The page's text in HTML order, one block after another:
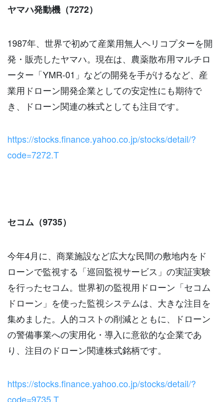
ヤマハ発動機（7272）
1987年、世界で初めて産業用無人ヘリコプターを開
発・販売したヤマハ。現在は、農薬散布用マルチロ
ーター「YMR-01」などの開発を手がけるなど、産
業用ドローン開発企業としての安定性にも期待で
き、ドローン関連の株式としても注目です。
https://stocks.finance.yahoo.co.jp/stocks/detail/?
code=7272.T
セコム（9735）
今年4月に、商業施設など広大な民間の敷地内をド
ローンで監視する「巡回監視サービス」の実証実験
を行ったセコム。世界初の監視用ドローン「セコム
ドローン」を使った監視システムは、大きな注目を
集めました。人的コストの削減とともに、ドローン
の警備事業への実用化・導入に意欲的な企業であ
り、注目のドローン関連株式銘柄です。
https://stocks.finance.yahoo.co.jp/stocks/detail/?
code=9735.T